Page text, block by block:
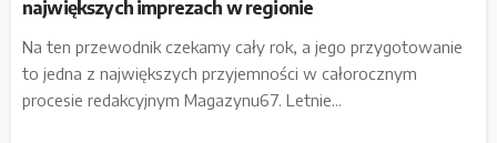
największych imprezach w regionie
Na ten przewodnik czekamy cały rok, a jego przygotowanie
to jedna z największych przyjemności w całorocznym
procesie redakcyjnym Magazynu67. Letnie...